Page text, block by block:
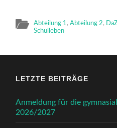
Abteilung 1 ,Abteilung 2, DaZ
Schulleben
LETZTE BEITRÄGE
Anmeldung für die
2026/2027